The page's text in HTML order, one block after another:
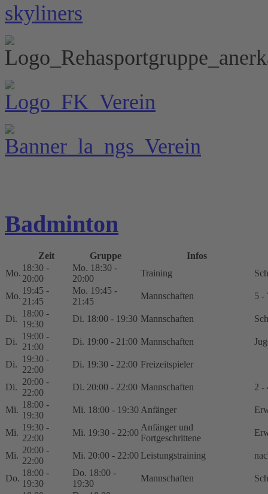
Badminton
Zeit Gruppe
Infos
Mo.
18:30 -
20:00
Mo. 18:30 -
20:00
Training
Mo.
19:45 -
21:45
Mo. 19:45 -
21:45
Mannschaften 5 -
Di.
18:00 -
19:30
Di. 18:00 - 19:30 Mannschaften
Di.
19:00 -
21:00
Di. 19:00 - 21:00 Mannschaften
Di.
19:30 -
22:00
Di. 19:30 - 22:00 Freizeitspieler
Di.
20:00 -
22:00
Di. 20:00 - 22:00 Mannschaften 2 -
Mi.
18:00 -
19:30
Mi. 18:00 - 19:30 Anfänger
Mi.
19:30 -
22:00
Mi. 19:30 - 22:00
Anfänger und
Fortgeschrittene
Mi.
20:00 -
22:00
Mi. 20:00 - 22:00 Leistungstraining
Do.
18:00 -
19:30
Do. 18:00 -
19:30
Mannschaften